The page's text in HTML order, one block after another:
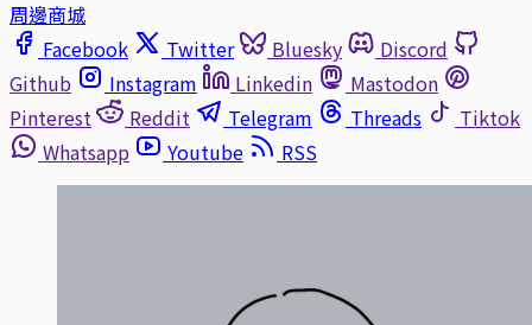
周邊商城
Facebook
Twitter Bluesky
Discord
Github
Instagram Linkedin
Mastodon
Pinterest
Reddit Telegram Threads
Tiktok
Whatsapp
Youtube RSS